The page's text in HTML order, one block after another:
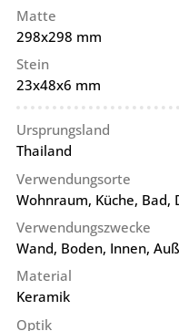
Matte
298x298 mm
Stein
23x48x6 mm
Ursprungsland
Thailand
Verwendungsorte
Wohnraum, Küche, Bad,
Verwendungszwecke
Wand, Boden, Innen,
Material
Keramik
Optik